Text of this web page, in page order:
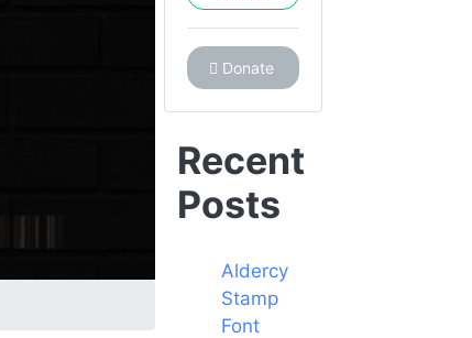
Donate
Recent
Posts
Aldercy
Stamp
Font